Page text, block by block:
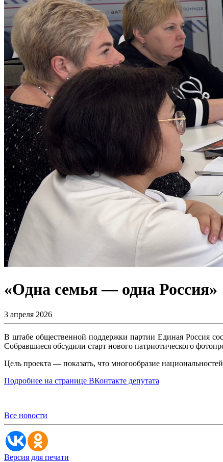
«Одна семья — одна Россия»
3 апреля 2026
В штабе общественной поддержки партии Единая Россия
Собравшиеся обсудили старт нового патриотического
Цель проекта — показать, что многообразие
Подробнее на странице ВКонтакте депутата
Все новости
Версия для печати